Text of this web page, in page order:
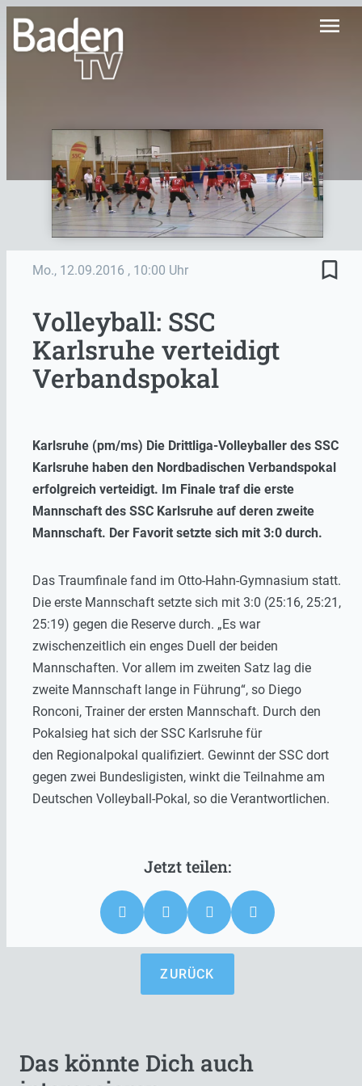
menu
Mo., 12.09.2016 , 10:00 Uhr bookmark_border
Volleyball: SSC
Karlsruhe verteidigt
Verbandspokal
Karlsruhe (pm/ms) Die Drittliga-Volleyballer des SSC
Karlsruhe haben den Nordbadischen Verbandspokal
erfolgreich verteidigt. Im Finale traf die erste
Mannschaft des SSC Karlsruhe auf deren zweite
Mannschaft. Der Favorit setzte sich mit 3:0 durch.
Das Traumfinale fand im Otto-Hahn-Gymnasium statt.
Die erste Mannschaft setzte sich mit 3:0 (25:16, 25:21,
25:19) gegen die Reserve durch. „Es war
zwischenzeitlich ein enges Duell der beiden
Mannschaften. Vor allem im zweiten Satz lag die
zweite Mannschaft lange in Führung“, so Diego
Ronconi, Trainer der ersten Mannschaft. Durch den
Pokalsieg hat sich der SSC Karlsruhe für
den Regionalpokal qualifiziert. Gewinnt der SSC dort
gegen zwei Bundesligisten, winkt die Teilnahme am
Deutschen Volleyball-Pokal, so die Verantwortlichen.
ZURÜCK
Das könnte Dich auch